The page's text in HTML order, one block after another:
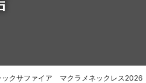
クサファイア マクラメネックレス2026